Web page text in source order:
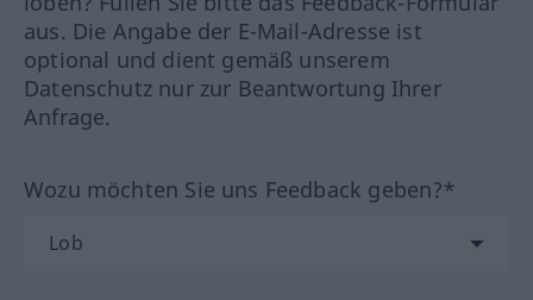
aus. Die Angabe der E-Mail-Adresse ist
optional und dient gemäß unserem
Datenschutz nur zur Beantwortung Ihrer
Anfrage.
Wozu möchten Sie uns Feedback geben?*